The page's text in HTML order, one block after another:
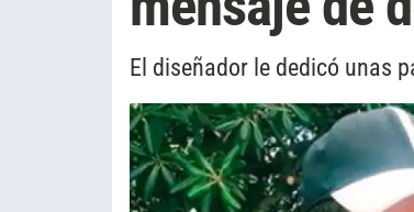
El diseñador le dedicó unas